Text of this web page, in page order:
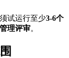
试运行至少3-6个
管理评审。